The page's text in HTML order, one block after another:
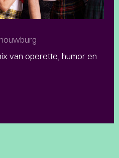
van operette, humor en